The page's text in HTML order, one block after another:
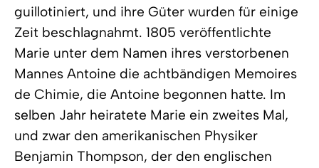
guillotiniert, und ihre Güter wurden für einige
Zeit beschlagnahmt. 1805 veröffentlichte
Marie unter dem Namen ihres verstorbenen
Mannes Antoine die achtbändigen Memoires
de Chimie, die Antoine begonnen hatte. Im
selben Jahr heiratete Marie ein zweites Mal,
und zwar den amerikanischen Physiker
Benjamin Thompson, der den englischen